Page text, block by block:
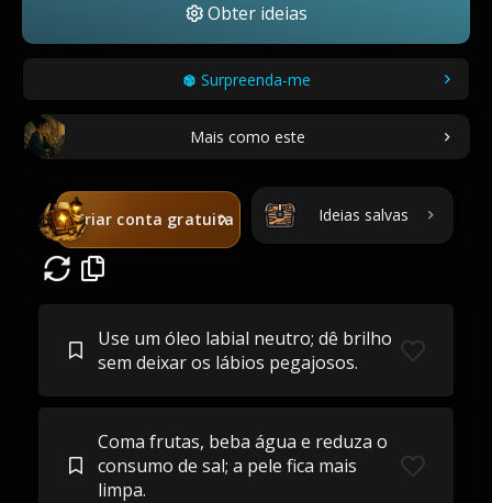
Obter ideias
Surpreenda-me
Mais como este
Criar conta gratuita Ideias salvas
Use um óleo labial neutro; dê brilho
sem deixar os lábios pegajosos.
Coma frutas, beba água e reduza o
consumo de sal; a pele fica mais
limpa.